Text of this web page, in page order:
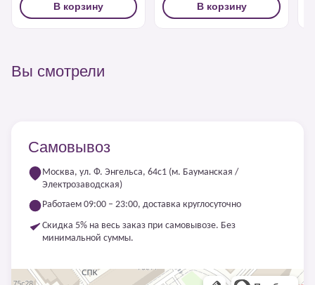
В корзину В корзину
Вы смотрели
Самовывоз
Москва, ул. Ф. Энгельса, 64с1 (м. Бауманская /
Электрозаводская)
Работаем 09:00 – 23:00, доставка круглосуточно
Скидка 5% на весь заказ при самовывозе. Без
минимальной суммы.